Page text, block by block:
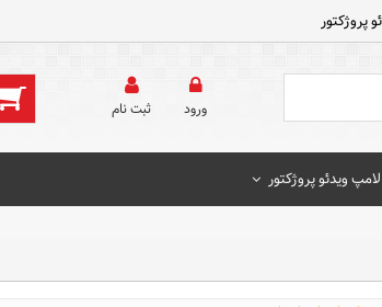
پروژکتور
ورود ثبت‌ نام
لامپ ویدئو پروژکتور